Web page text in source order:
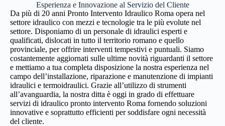
Esperienza e Innovazione al Servizio del Cliente
Da più di 20 anni Pronto Intervento Idraulico Roma opera nel
settore idraulico con mezzi e tecnologie tra le più evolute nel
settore. Disponiamo di un personale di idraulici esperti e
qualificati, dislocati in tutto il territorio romano e quello
provinciale, per offrire interventi tempestivi e puntuali. Siamo
costantemente aggiornati sulle ultime novità riguardanti il settore
e mettiamo a tua completa disposizione la nostra esperienza nel
campo dell’installazione, riparazione e manutenzione di impianti
idraulici e termoidraulici. Grazie all’utilizzo di strumenti
all’avanguardia, la nostra ditta è oggi in grado di effettuare
servizi di idraulico pronto intervento Roma fornendo soluzioni
innovative e soprattutto efficienti per soddisfare ogni necessità
del cliente.